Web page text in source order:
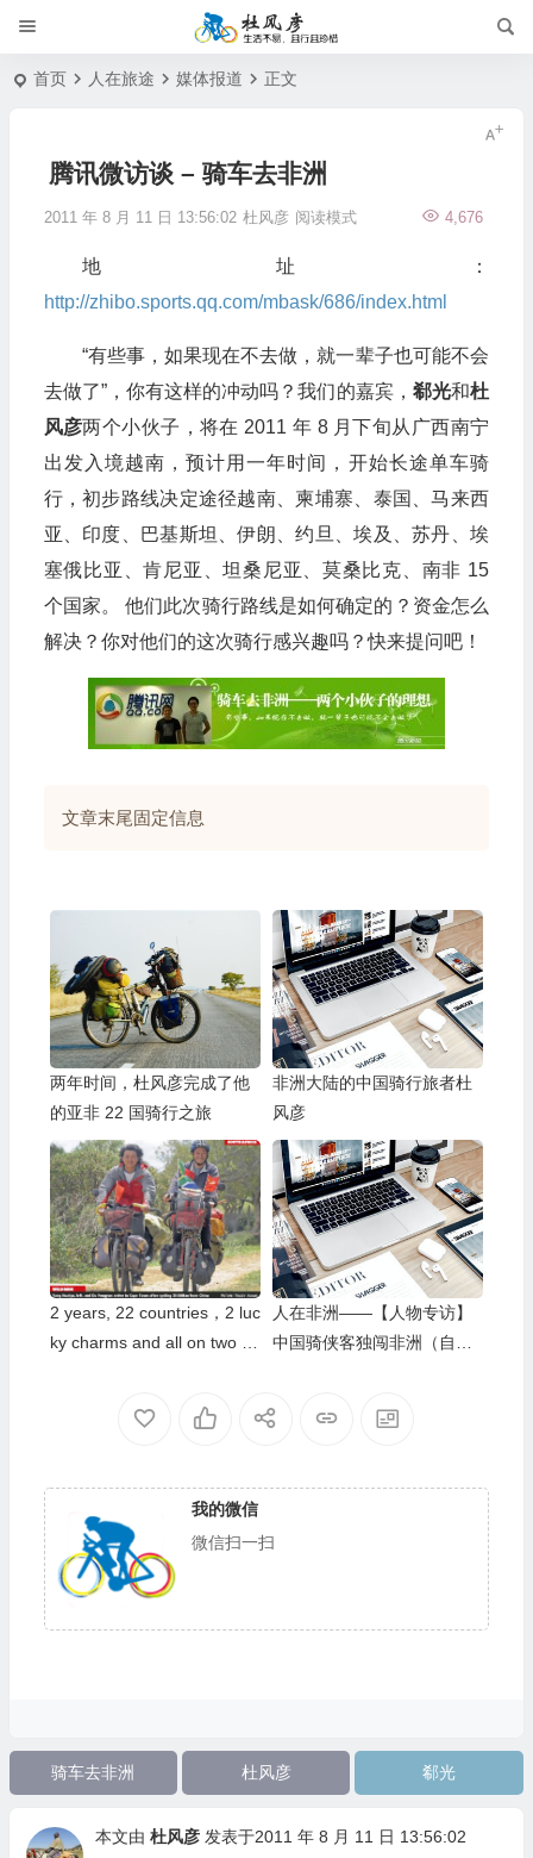
首页 人在旅途 媒体报道 正文
腾讯微访谈 – 骑车去非洲
2011 年 8 月 11 日 13:56:02 杜风彦 4,676
阅读模式
地址：
http://zhibo.sports.qq.com/mbask/686/index.html
“有些事，如果现在不去做，就一辈子也可能不会
去做了”，你有这样的冲动吗？我们的嘉宾， 郗光和杜
风彦两个小伙子，将在 2011 年 8 月下旬从广西南宁
出发入境越南，预计用一年时间，开始长途单车骑
行，初步路线决定途径越南、柬埔寨、泰国、马来西
亚、印度、巴基斯坦、伊朗、约旦、埃及、苏丹、埃
塞俄比亚、肯尼亚、坦桑尼亚、莫桑比克、南非 15
个国家。 他们此次骑行路线是如何确定的？资金怎么
解决？你对他们的这次骑行感兴趣吗？快来提问吧！
文章末尾固定信息
两年时间，杜风彦完成了他
的亚非 22 国骑行之旅
非洲大陆的中国骑行旅者杜
风彦
2 years, 22 countries，2 luc
ky charms and all on two w
人在非洲——【人物专访】
中国骑侠客独闯非洲（自行
我的微信
微信扫一扫
骑车去非洲 杜风彦 郗光
本文由 杜风彦 发表于2011 年 8 月 11 日 13:56:02